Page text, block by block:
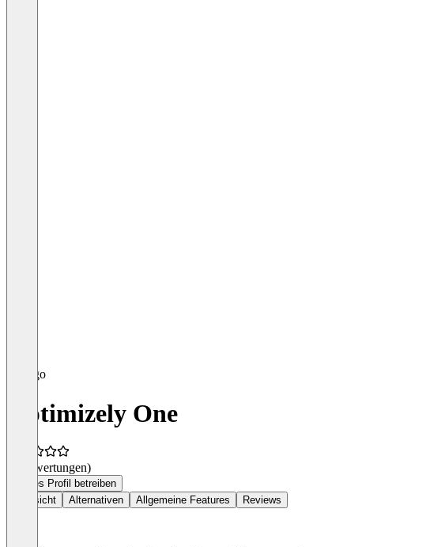
Optimizely One
(0 Bewertungen)
Dieses Profil betreiben
Übersicht
Alternativen Allgemeine Features Reviews